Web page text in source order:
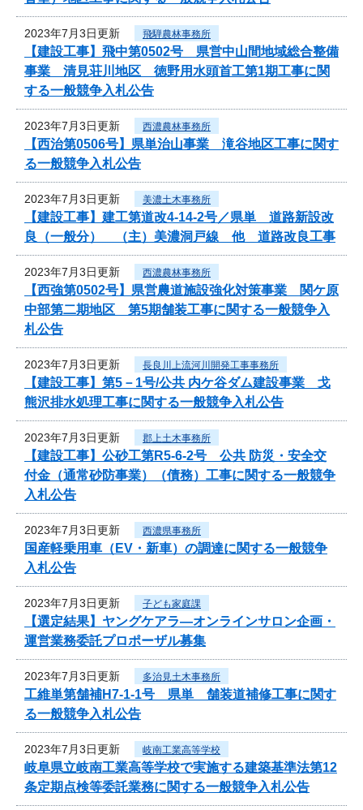
2023年7月3日更新 飛騨農林事務所
【建設工事】飛中第0502号 県営中山間地域総合整備
事業 清見荘川地区 徳野用水頭首工第1期工事に関
する一般競争入札公告
2023年7月3日更新 西濃農林事務所
【西治第0506号】県単治山事業 滝谷地区工事に関す
る一般競争入札公告
2023年7月3日更新 美濃土木事務所
【建設工事】建工第道改4-14-2号／県単 道路新設改
良（一般分） （主）美濃洞戸線 他 道路改良工事
2023年7月3日更新 西濃農林事務所
【西強第0502号】県営農道施設強化対策事業 関ケ原
中部第二期地区 第5期舗装工事に関する一般競争入
札公告
2023年7月3日更新 長良川上流河川開発工事事務所
【建設工事】第5－1号/公共 内ケ谷ダム建設事業 戈
熊沢排水処理工事に関する一般競争入札公告
2023年7月3日更新 郡上土木事務所
【建設工事】公砂工第R5-6-2号 公共 防災・安全交
付金（通常砂防事業）（債務）工事に関する一般競争
入札公告
2023年7月3日更新 西濃県事務所
国産軽乗用車（EV・新車）の調達に関する一般競争
入札公告
2023年7月3日更新 子ども家庭課
【選定結果】ヤングケアラ―オンラインサロン企画・
運営業務委託プロポーザル募集
2023年7月3日更新 多治見土木事務所
工維単第舗補H7-1-1号 県単 舗装道補修工事に関す
る一般競争入札公告
2023年7月3日更新 岐南工業高等学校
岐阜県立岐南工業高等学校で実施する建築基準法第12
条定期点検等委託業務に関する一般競争入札公告